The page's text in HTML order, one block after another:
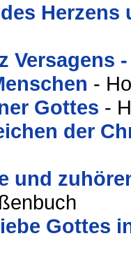
Herzens
Versagens
-
Gottes -
der
und
Gottes